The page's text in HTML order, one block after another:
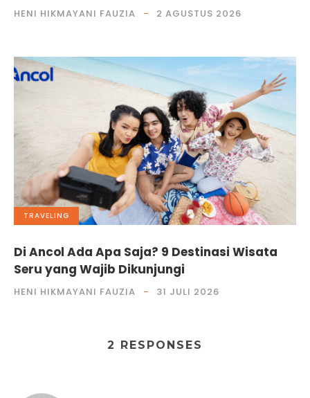
HENI HIKMAYANI FAUZIA 2 AGUSTUS 2026
TRAVELING
Di Ancol Ada Apa Saja? 9 Destinasi Wisata
Seru yang Wajib Dikunjungi
HENI HIKMAYANI FAUZIA 31 JULI 2026
2 RESPONSES